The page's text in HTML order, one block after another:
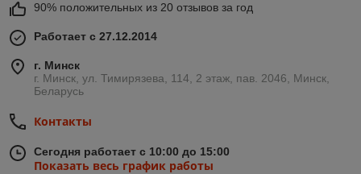
90% положительных из 20 отзывов за год
Работает с 27.12.2014
г. Минск
г. Минск, ул. Тимирязева, 114, 2 этаж, пав. 2046, Минск,
Беларусь
Контакты
Сегодня работает с 10:00 до 15:00
Показать весь график работы